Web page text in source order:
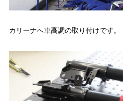
カリーナへ車高調の取り付けです。